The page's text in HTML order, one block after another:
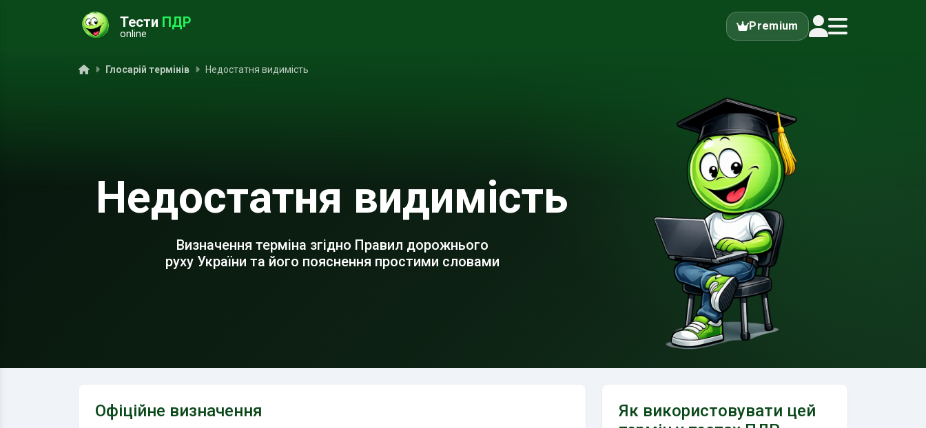
Тести ПДР
online
Premium
ГоловнаГлосарій термінів Недостатня видимість
Недостатня видимість
Визначення терміна згідно Правил дорожнього
руху України та його пояснення простими словами
Офіційне визначення
Як використовувати цей